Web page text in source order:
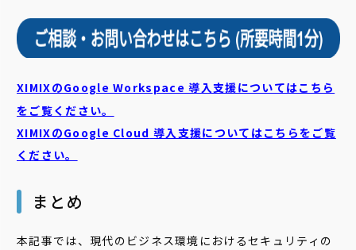
XIMIXのGoogle Workspace 導入支援についてはこちら
をご覧ください。
XIMIXのGoogle Cloud 導入支援についてはこちらをご覧
ください。
まとめ
本記事では、現代のビジネス環境におけるセキュリティの